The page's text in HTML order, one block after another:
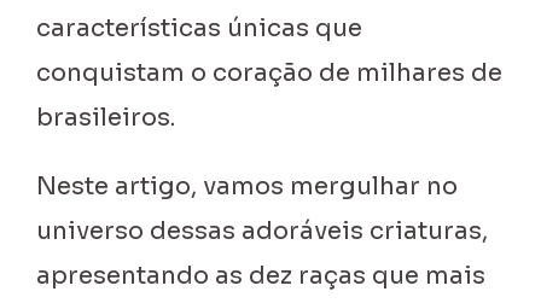
características únicas que
conquistam o coração de milhares de
brasileiros.
Neste artigo, vamos mergulhar no
universo dessas adoráveis criaturas,
apresentando as dez raças que mais